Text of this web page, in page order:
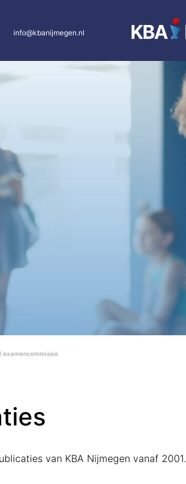
info@kbanijmegen.nl
examencommissie
van KBA Nijmegen vanaf 2001.